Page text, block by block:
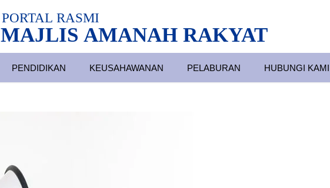
MAJLIS AMANAH RAKYAT
PORTAL RASMI
PENDIDIKAN KEUSAHAWANAN PELABURAN HUBUNGI KAMI